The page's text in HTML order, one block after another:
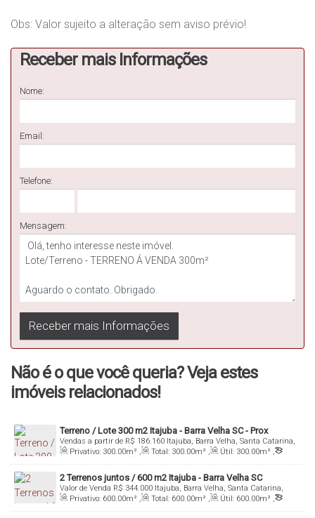
Avenida Thiago Aguiar, nº 199, sala 04, Jardim Icaraí, Barra Velha -
(47) 99270 6426 (Vendas)
MA
Obs: Valor sujeito a alteração sem aviso prévio!
Receber mais Informações
Nome:
Email:
Telefone:
Mensagem:
Não é o que você queria? Veja estes
imóveis relacionados!
Terreno / Lote 300 m2 Itajuba - Barra Velha SC - Prox
Piçarras
R$ 186.160
Vendas a partir de
Itajuba, Barra Velha, Santa Catarina,
BrasilPrivativo: 300.00m² , Total: 300.00m² , Útil: 300.00m² ,
Terreno: 300.00m² , Fundos: 25.00m , Frente: 12.00m
2 Terrenos juntos / 600 m2 Itajuba - Barra Velha SC
Loteamento - prox Piçarras
R$ 344.000
Valor de Venda
Itajuba, Barra Velha, Santa Catarina,
BrasilPrivativo: 600.00m² , Total: 600.00m² , Útil: 600.00m² ,
Terreno: 600.00m² , Fundos: 50.00m , Frente: 24.00m